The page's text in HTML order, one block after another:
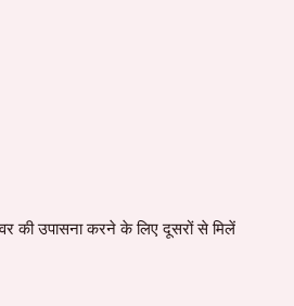
की उपासना करने के लिए दूसरों से मिलें